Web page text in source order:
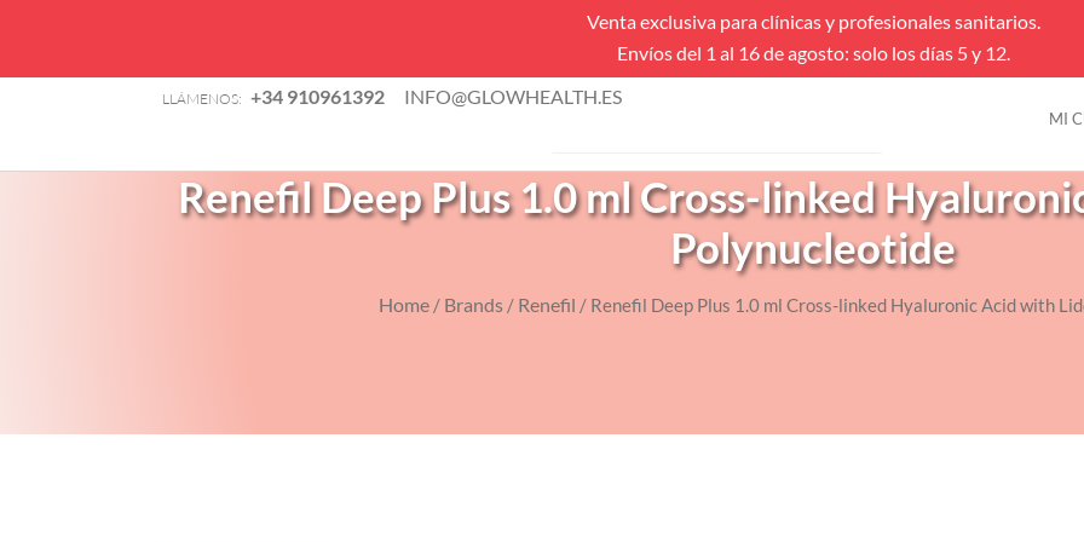
Venta exclusiva para clínicas y profesionales sanitarios.
Envíos del 1 al 16 de agosto: solo los días 5 y 12.
LLÁMENOS: +34 910961392 INFO@GLOWHEALTH.ES
MI
Búsqueda
VENTAS FLASH
Renefil Deep Plus 1.0 ml Cross-linked
Polynucleotide
Home / Brands / Renefil / Renefil Deep Plus 1.0 ml Cross-linked Hyaluronic Acid with